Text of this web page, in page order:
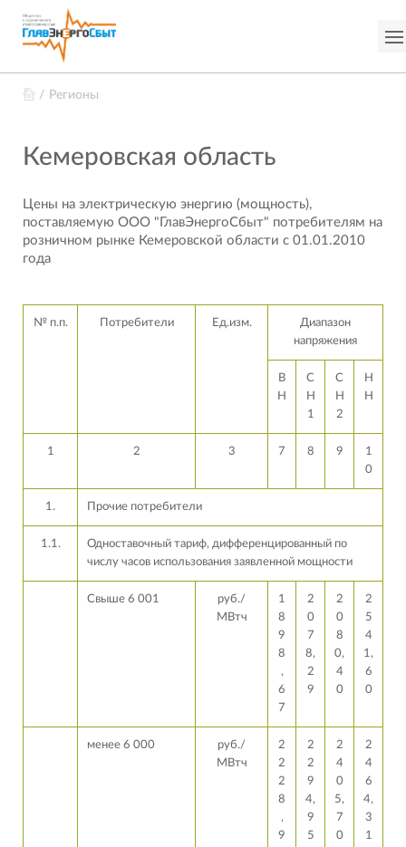
Регионы
Кемеровская область
Цены на электрическую энергию (мощность),
поставляемую ООО "ГлавЭнергоСбыт" потребителям на
розничном рынке Кемеровской области с 01.01.2010
года
№ п.п. Потребители Ед.изм.
Диапазон
напряжения
В
Н
С
Н
1
С
Н
2
Н
Н
1 2 3 7 8 9
1
0
1. Прочие потребители
1.1.
Одноставочный тариф, дифференцированный по
числу часов использования заявленной мощности
Свыше 6 001
руб./
МВтч
1
8
9
8
,
6
7
2
0
7
8,
2
9
2
0
8
0,
4
0
2
5
4
1,
6
0
менее 6 000
руб./
МВтч
2
2
2
8
,
9
2
2
9
4,
9
5
2
4
0
5,
7
0
2
4
6
4,
3
1